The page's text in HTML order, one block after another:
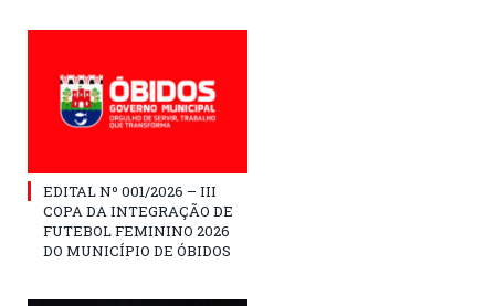
EDITAL Nº 001/2026 – III
COPA DA INTEGRAÇÃO DE
FUTEBOL FEMININO 2026
DO MUNICÍPIO DE ÓBIDOS